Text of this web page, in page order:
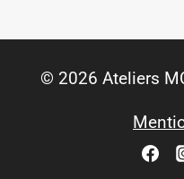
© 2026 Ateliers